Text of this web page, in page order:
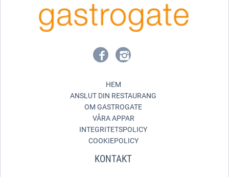
HEM
ANSLUT DIN RESTAURANG
OM GASTROGATE
VÅRA APPAR
INTEGRITETSPOLICY
COOKIEPOLICY
KONTAKT